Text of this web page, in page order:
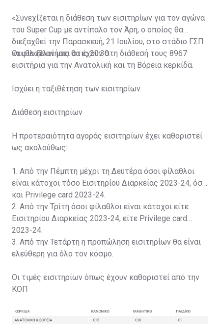
«Συνεχίζεται η διάθεση των εισιτηρίων για τον αγώνα
του Super Cup με αντίπαλο τον Άρη, ο οποίος θα
διεξαχθεί την Παρασκευή, 21 Ιουλίου, στο στάδιο ΓΣΠ
και θα ξεκινήσει στις 20:30.
Οι φίλαθλοί μας θα έχουν στη διάθεσή τους 8967
εισιτήρια για την Ανατολική και τη Βόρεια κερκίδα.
Ισχύει η ταξιθέτηση των εισιτηρίων.
Διάθεση εισιτηρίων
Η προτεραιότητα αγοράς εισιτηρίων έχει καθοριστεί
ως ακολούθως:
1. Από την Πέμπτη μέχρι τη Δευτέρα όσοι φίλαθλοι
είναι κάτοχοι τόσο Εισιτηρίου Διαρκείας 2023-24, όσο
και Privilege card 2023-24.
2. Από την Τρίτη όσοι φίλαθλοι είναι κάτοχοι είτε
Εισιτηρίου Διαρκείας 2023-24, είτε Privilege card
2023-24.
3. Από την Τετάρτη η προπώληση εισιτηρίων θα είναι
ελεύθερη για όλο τον κόσμο.
Οι τιμές εισιτηρίων όπως έχουν καθοριστεί από την
ΚΟΠ